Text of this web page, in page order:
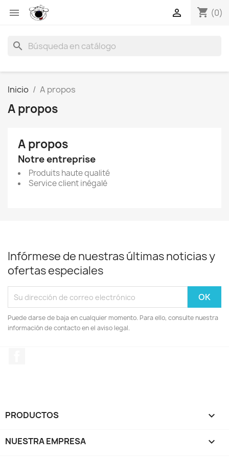
 shopping_cart (0)

search
Inicio A propos
A propos
A propos
Notre entreprise
Produits haute qualité
Service client inégalé
Infórmese de nuestras últimas noticias y
ofertas especiales
Puede darse de baja en cualquier momento. Para ello, consulte nuestra
información de contacto en el aviso legal.
PRODUCTOS 
NUESTRA EMPRESA 